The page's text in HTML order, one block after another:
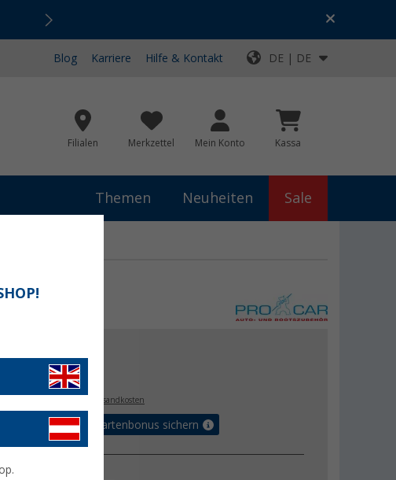
Top-Deals für dein Abenteuer!
Blog Karriere Hilfe & Kontakt DE | DE
Filialen Merkzettel Mein Konto Kassa
Themen Neuheiten Sale
€
zzgl. Versandkosten
Bis zu 5% Vorteilskartenbonus sichern
Ausführung